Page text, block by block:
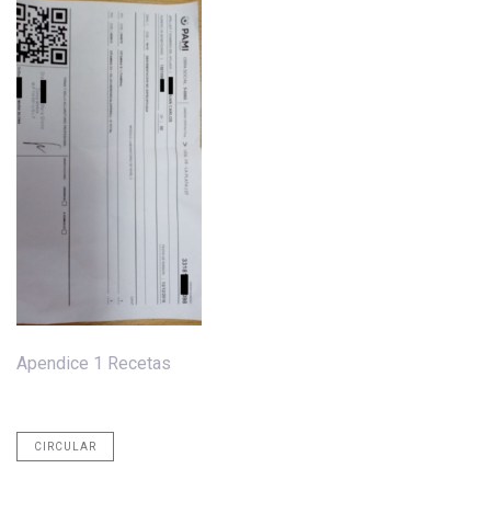
Apendice 1 Recetas
CIRCULAR